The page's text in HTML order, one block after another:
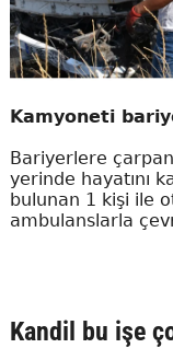
Kamyoneti
Bariyerlere
yerinde hayatını
bulunan 1 kişi ile
ambulanslarla
Kandil bu işe